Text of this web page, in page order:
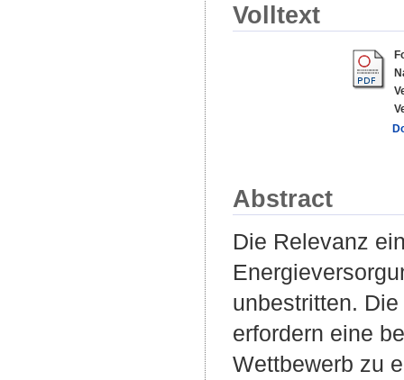
Volltext
Abstract
Die Relevanz
unbestritten.
erfordern eine
Wettbewerb zu